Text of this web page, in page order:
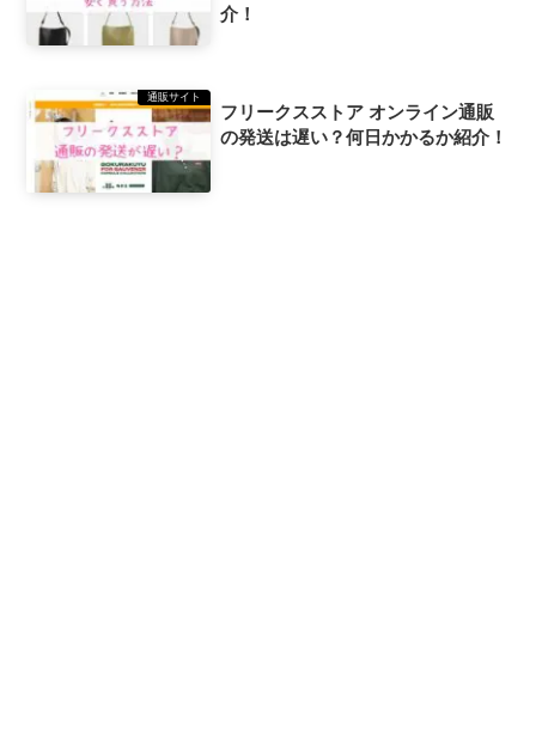
介！
通販サイト
フリークスストア オンライン通販
の発送は遅い？何日かかるか紹介！